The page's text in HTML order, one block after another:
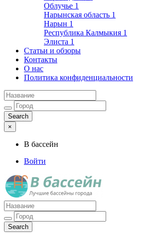
Облучье 1
Нарынская область 1
Нарын 1
Республика Калмыкия 1
Элиста 1
Статьи и обзоры
Контакты
О нас
Политика конфиденциальности
×
В бассейн
Войти
Лучшие бассейны города